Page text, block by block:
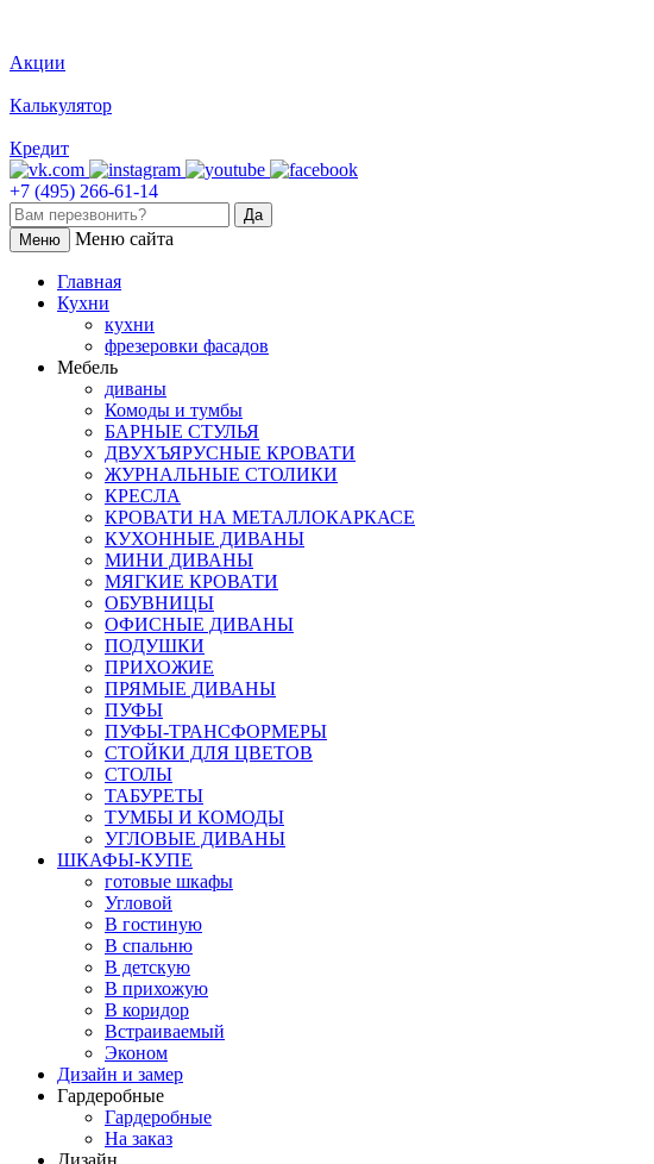
Акции
Калькулятор
Кредит
+7 (495) 266-61-14
Меню Меню сайта
Главная
Кухни
кухни
фрезеровки фасадов
Мебель
диваны
Комоды и тумбы
БАРНЫЕ СТУЛЬЯ
ДВУХЪЯРУСНЫЕ КРОВАТИ
ЖУРНАЛЬНЫЕ СТОЛИКИ
КРЕСЛА
КРОВАТИ НА МЕТАЛЛОКАРКАСЕ
КУХОННЫЕ ДИВАНЫ
МИНИ ДИВАНЫ
МЯГКИЕ КРОВАТИ
ОБУВНИЦЫ
ОФИСНЫЕ ДИВАНЫ
ПОДУШКИ
ПРИХОЖИЕ
ПРЯМЫЕ ДИВАНЫ
ПУФЫ
ПУФЫ-ТРАНСФОРМЕРЫ
СТОЙКИ ДЛЯ ЦВЕТОВ
СТОЛЫ
ТАБУРЕТЫ
ТУМБЫ И КОМОДЫ
УГЛОВЫЕ ДИВАНЫ
ШКАФЫ-КУПЕ
готовые шкафы
Угловой
В гостиную
В спальню
В детскую
В прихожую
В коридор
Встраиваемый
Эконом
Дизайн и замер
Гардеробные
Гардеробные
На заказ
Дизайн